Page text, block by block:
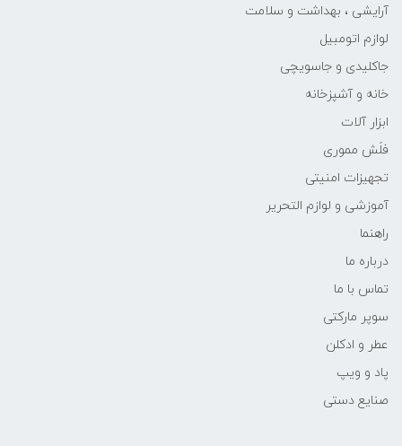
آرایشی ، بهداشت و سلامت
لوازم اتومبیل
جاکلیدی و جاسویچی
خانه و آشپزخانه
ابزار آلات
فلَش مموری
تجهیزات امنیتی
آموزشی و لوازم التحریر
راهنما
درباره ما
تماس با ما
سوپر مارکتی
عطر و ادکلن
پاد و ویپ
صنایع دستی